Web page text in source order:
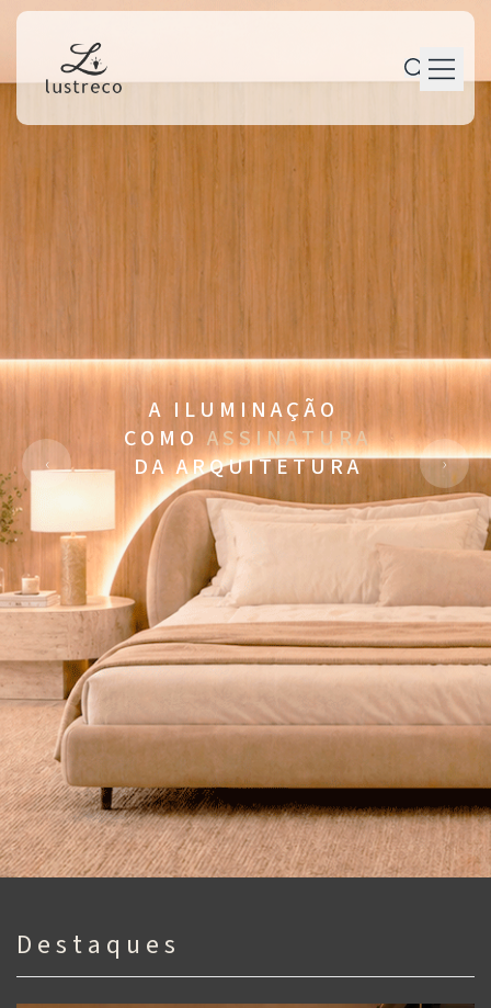
P e r s o n a l i z a ç ã o
P r o j e t o s
M a n u t e n ç ã o
T r a j e t ó r i a
C o n t a t o
A I L U M I N A Ç Ã O
C O M OA S S I N A T U R A
D A A R Q U I T E T U R A
‹ ›
D e s t a q u e s